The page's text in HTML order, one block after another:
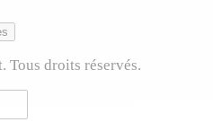
Tous droits réservés.